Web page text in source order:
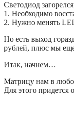
Светодиод
1. Необходимо
2. Нужно менять
Но есть выход
рублей, плюс мы
Итак, начнем…
Матрицу нам в
Для этого придется